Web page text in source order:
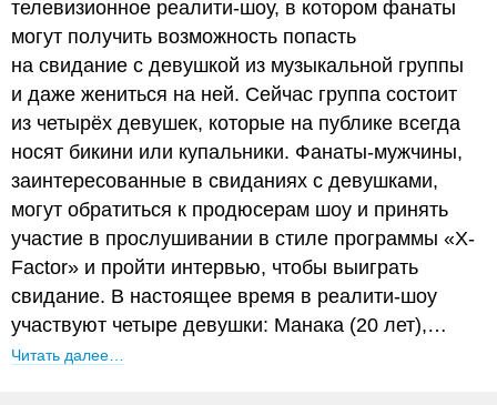
телевизионное реалити-шоу, в котором фанаты
могут получить возможность попасть
на свидание с девушкой из музыкальной группы
и даже жениться на ней. Сейчас группа состоит
из четырёх девушек, которые на публике всегда
носят бикини или купальники. Фанаты-мужчины,
заинтересованные в свиданиях с девушками,
могут обратиться к продюсерам шоу и принять
участие в прослушивании в стиле программы «X-
Factor» и пройти интервью, чтобы выиграть
свидание. В настоящее время в реалити-шоу
участвуют четыре девушки: Манака (20 лет),…
Читать далее…